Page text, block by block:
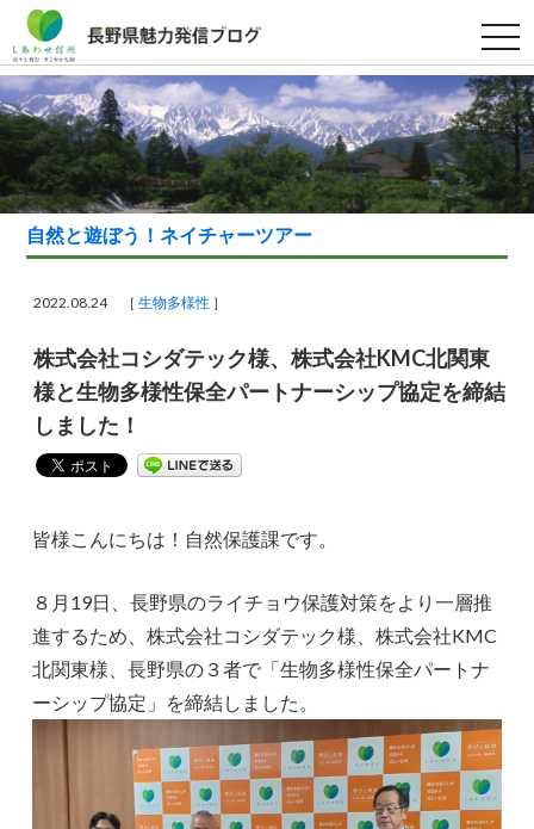
t
o
g
g
l
e
n
a
v
g
i
自然と遊ぼう！ネイチャーツアー
2022.08.24 ［生物多様性 ］
株式会社コシダテック様、株式会社KMC北関東
様と生物多様性保全パートナーシップ協定を締結
しました！
皆様こんにちは！自然保護課です。
８月19日、長野県のライチョウ保護対策をより一層推
進するため、株式会社コシダテック様、株式会社KMC
北関東様、長野県の３者で「生物多様性保全パートナ
ーシップ協定」を締結しました。